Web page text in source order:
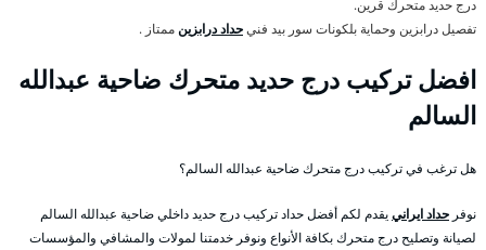
درج حديد متحرك قرين.
تفصيل درابزين وحماية بلكونات سور بيد فنيحداد درابزينممتاز .
افضل تركيب درج حديد متحرك ضاحية عبدالله
السالم
هل ترغب في تركيب درج متحرك ضاحية عبدالله السالم؟
نوفر حداد ايرانييقدم لكم أفضل حداد تركيب درج حديد داخلي ضاحية عبدالله السالم
لصيانة وتصليح درج متحرك بكافة الأنواع ونوفر خدمتنا لمولات والمشافي والمؤسسات